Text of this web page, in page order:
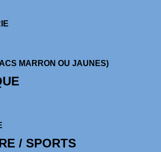
MARRON OU JAUNES)
/ SPORTS